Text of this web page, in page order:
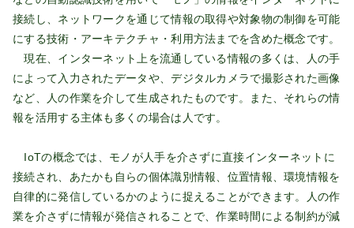
接続し、ネットワークを通じて情報の取得や対象物の制御を可能
にする技術・アーキテクチャ・利用方法までを含めた概念です。
現在、インターネット上を流通している情報の多くは、人の手
によって入力されたデータや、デジタルカメラで撮影された画像
など、人の作業を介して生成されたものです。また、それらの情
報を活用する主体も多くの場合は人です。
IoTの概念では、モノが人手を介さずに直接インターネットに
接続され、あたかも自らの個体識別情報、位置情報、環境情報を
自律的に発信しているかのように捉えることができます。人の作
業を介さずに情報が発信されることで、作業時間による制約が減